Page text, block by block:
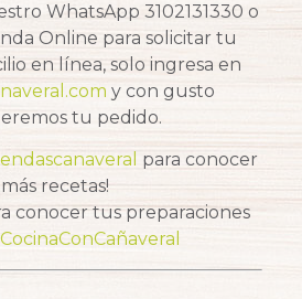
WhatsApp 3102131330 o
Online para solicitar tu
en línea, solo ingresa en
y con gusto
tu pedido.
para conocer
más recetas!
conocer tus preparaciones